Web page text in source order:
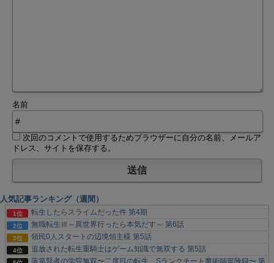
名前
次回のコメントで使用するためブラウザーに自分の名前、メールア
ドレス、サイトを保存する。
人気記事ランキング（週間）
転生したらスライムだった件 第4期
無職転生Ⅲ～異世界行ったら本気だす～ 第6話
領民0人スタートの辺境領主様 第5話
追放された転生重騎士はゲーム知識で無双する 第5話
落第賢者の学院無双〜二度目の転生、Sランクチート魔術師冒険録〜 第